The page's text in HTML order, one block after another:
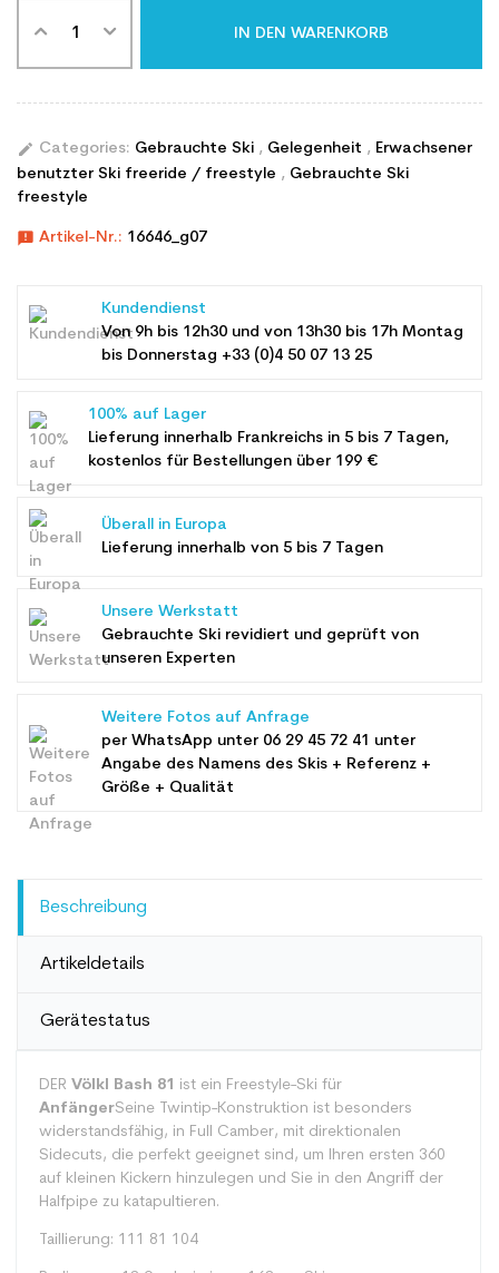
IN DEN WARENKORB
edit Categories: Gebrauchte Ski , Gelegenheit , Erwachsener
benutzter Ski freeride / freestyle , Gebrauchte Ski
freestyle
announcement Artikel-Nr.: 16646_g07
Kundendienst
Von 9h bis 12h30 und von 13h30 bis 17h Montag
bis Donnerstag +33 (0)4 50 07 13 25
100% auf Lager
Lieferung innerhalb Frankreichs in 5 bis 7 Tagen,
kostenlos für Bestellungen über 199 €
Überall in Europa
Lieferung innerhalb von 5 bis 7 Tagen
Unsere Werkstatt
Gebrauchte Ski revidiert und geprüft von
unseren Experten
Weitere Fotos auf Anfrage
per WhatsApp unter 06 29 45 72 41 unter
Angabe des Namens des Skis + Referenz +
Größe + Qualität
Beschreibung
Artikeldetails
Gerätestatus
DER Völkl Bash 81 ist ein Freestyle-Ski für
AnfängerSeine Twintip-Konstruktion ist besonders
widerstandsfähig, in Full Camber, mit direktionalen
Sidecuts, die perfekt geeignet sind, um Ihren ersten 360
auf kleinen Kickern hinzulegen und Sie in den Angriff der
Halfpipe zu katapultieren.
Taillierung: 111 81 104